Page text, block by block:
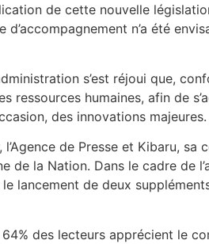
de cette nouvelle
n’a été
s’est réjoui que,
ressources humaines, afin de
des innovations majeures.
de Presse et Kibaru,
la Nation. Dans le cadre de
lancement de deux
des lecteurs apprécient le